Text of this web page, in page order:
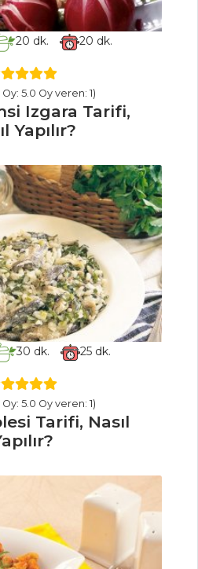
20 dk. 20 dk.
5.0 Oy veren: 1)
Izgara Tarifi,
Yapılır?
30 dk. 25 dk.
5.0 Oy veren: 1)
Tarifi, Nasıl